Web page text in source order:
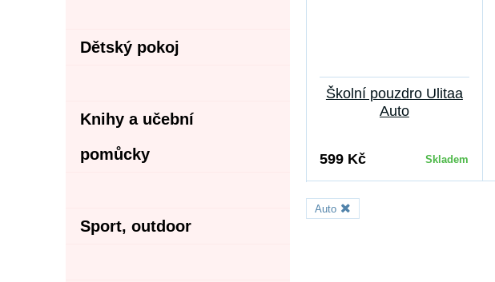
Školní pouzdro Ulitaa
Auto
599 Kč Skladem
Auto
Dětský pokoj
Knihy a učební
pomůcky
Sport, outdoor